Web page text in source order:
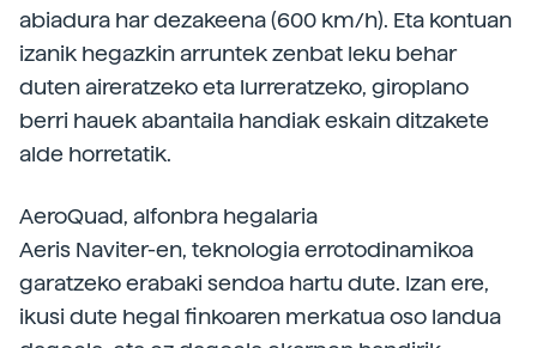
abiadura har dezakeena (600 km/h). Eta kontuan
izanik hegazkin arruntek zenbat leku behar
duten aireratzeko eta lurreratzeko, giroplano
berri hauek abantaila handiak eskain ditzakete
alde horretatik.
AeroQuad, alfonbra hegalaria
Aeris Naviter-en, teknologia errotodinamikoa
garatzeko erabaki sendoa hartu dute. Izan ere,
ikusi dute hegal finkoaren merkatua oso landua